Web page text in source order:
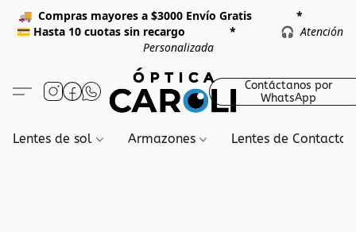
🚚 Compras mayores a $3000 Envío Gratis *
💳 Hasta 10 cuotas sin recargo * 🎧Atención
Personalizada
Contáctanos por
WhatsApp
Lentes de sol Armazones Lentes de Contacto